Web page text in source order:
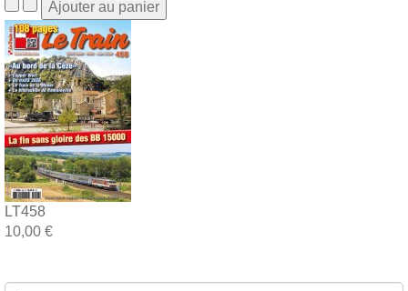
LT458
10,00 €